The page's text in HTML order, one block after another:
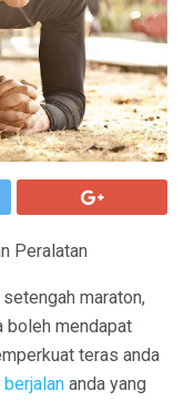
Peralatan
maraton,
boleh mendapat
teras anda
anda yang